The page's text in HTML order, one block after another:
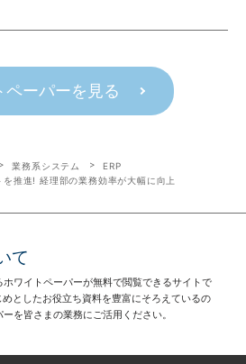
ペーパーを見る
業務系システム
ERP
推進! 経理部の業務効率が大幅に向上
て
ホワイトペーパーが無料で閲覧できるサイトで
としたお役立ち資料を豊富にそろえているの
を皆さまの業務にご活用ください。